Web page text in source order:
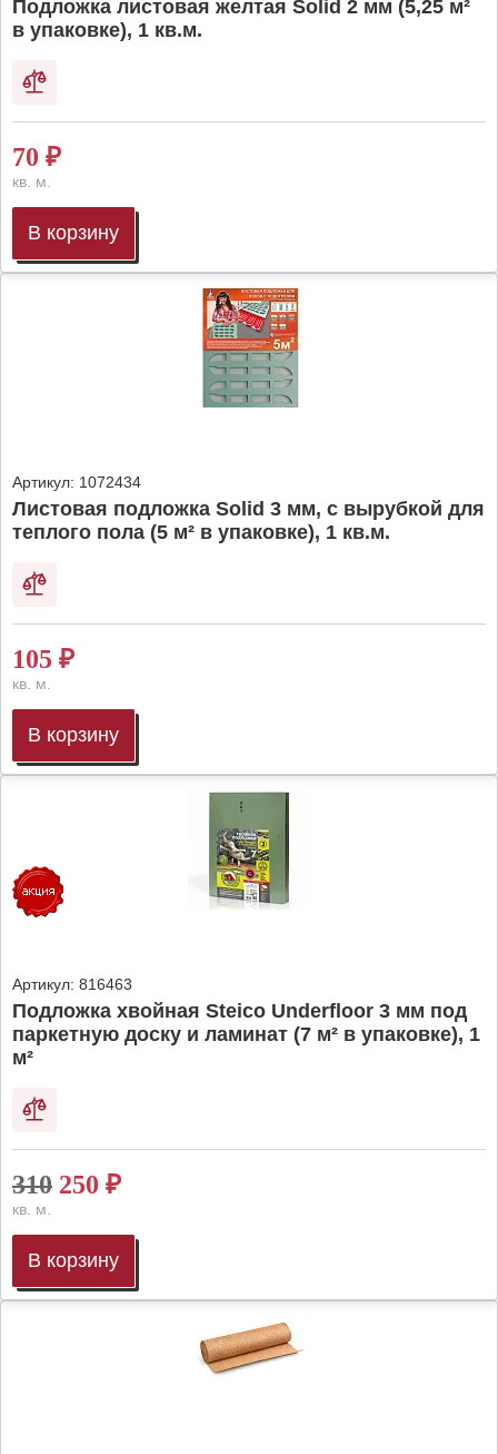
Подложка листовая желтая Solid 2 мм (5,25 м²
в упаковке), 1 кв.м.
70 ₽
кв. м.
В корзину
Артикул: 1072434
Листовая подложка Solid 3 мм, с вырубкой для
теплого пола (5 м² в упаковке), 1 кв.м.
105 ₽
кв. м.
В корзину
Артикул: 816463
Подложка хвойная Steico Underfloor 3 мм под
паркетную доску и ламинат (7 м² в упаковке), 1
м²
310 250 ₽
кв. м.
В корзину